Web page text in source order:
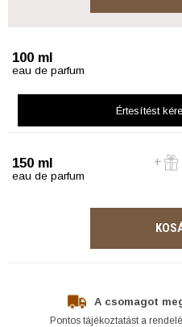
100 ml
eau de parfum
Értesítést
150 ml
eau de parfum
A csomagot
Pontos tájékoztatást a